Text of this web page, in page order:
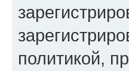
политикой,